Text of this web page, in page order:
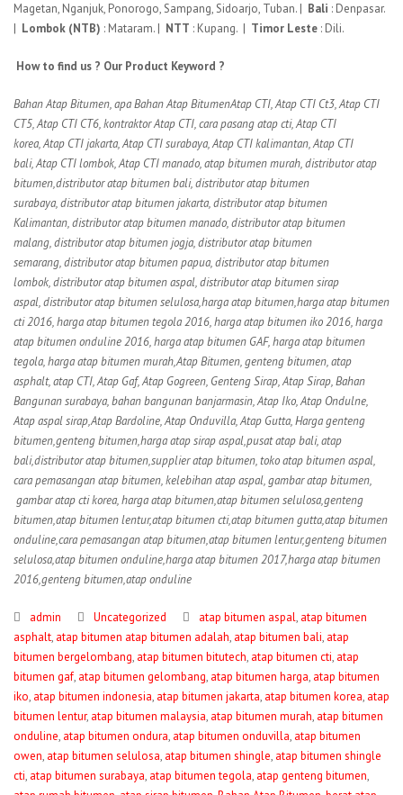
Magetan, Nganjuk, Ponorogo, Sampang, Sidoarjo, Tuban. | Bali : Denpasar.
| Lombok (NTB) : Mataram. | NTT : Kupang. | Timor Leste : Dili.
How to find us ? Our Product Keyword ?
Bahan Atap Bitumen, apaBahan Atap BitumenAtap CTI,Atap CTI Ct3,Atap CTI
CT5,Atap CTI CT6, kontraktorAtap CTI, cara pasang atap cti,Atap CTI
korea,Atap CTI jakarta,Atap CTI surabaya,Atap CTI kalimantan,Atap CTI
bali,Atap CTI lombok,Atap CTI manado, atap bitumen murah,distributor atap
bitumen,distributor atap bitumen bali,distributor atap bitumen
surabaya,distributor atap bitumen jakarta,distributor atap bitumen
Kalimantan,distributor atap bitumen manado,distributor atap bitumen
malang,distributor atap bitumen jogja,distributor atap bitumen
semarang,distributor atap bitumen papua,distributor atap bitumen
lombok,distributor atap bitumen aspal,distributor atap bitumen sirap
aspal,distributor atap bitumen selulosa,harga atap bitumen,harga atap bitumen
cti 2016,harga atap bitumen tegola 2016,harga atap bitumen iko 2016,harga
atap bitumen onduline 2016,harga atap bitumen GAF,harga atap bitumen
tegola,harga atap bitumen murah,Atap Bitumen, genteng bitumen, atap
asphalt, atap CTI, Atap Gaf, Atap Gogreen, Genteng Sirap, Atap Sirap, Bahan
Bangunan surabaya, bahan bangunan banjarmasin, Atap Iko, Atap Ondulne,
Atap aspal sirap,Atap Bardoline, Atap Onduvilla, Atap Gutta, Harga genteng
bitumen,genteng bitumen,harga atap sirap aspal,pusat atap bali, atap
bali,distributor atap bitumen,supplier atap bitumen, toko atap bitumen aspal,
cara pemasangan atap bitumen, kelebihan atap aspal, gambar atap bitumen,
gambar atap cti korea,harga atap bitumen,atap bitumen selulosa,genteng
bitumen,atap bitumen lentur,atap bitumen cti,atap bitumen gutta,atap bitumen
onduline,cara pemasangan atap bitumen,atap bitumen lentur,genteng bitumen
selulosa,atap bitumen onduline,harga atap bitumen 2017,harga atap bitumen
2016,genteng bitumen,atap onduline
admin Uncategorized atap bitumen aspal, atap bitumen
asphalt, atap bitumen atap bitumen adalah, atap bitumen bali, atap
bitumen bergelombang, atap bitumen bitutech, atap bitumen cti, atap
bitumen gaf, atap bitumen gelombang, atap bitumen harga, atap bitumen
iko, atap bitumen indonesia, atap bitumen jakarta, atap bitumen korea, atap
bitumen lentur, atap bitumen malaysia, atap bitumen murah, atap bitumen
onduline, atap bitumen ondura, atap bitumen onduvilla, atap bitumen
owen, atap bitumen selulosa, atap bitumen shingle, atap bitumen shingle
cti, atap bitumen surabaya, atap bitumen tegola, atap genteng bitumen,